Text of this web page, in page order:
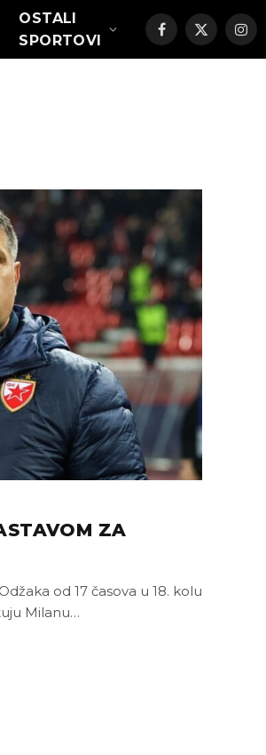
OSTALI
SPORTOVI
Facebook
X
(Twitter)
ZA
od 17 časova u 18. kolu
Milanu…